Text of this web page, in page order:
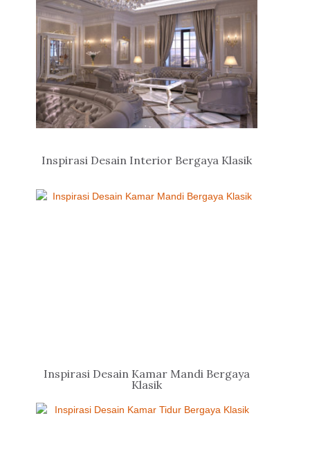
Inspirasi Desain Interior Bergaya Klasik
Inspirasi Desain Kamar Mandi Bergaya
Klasik